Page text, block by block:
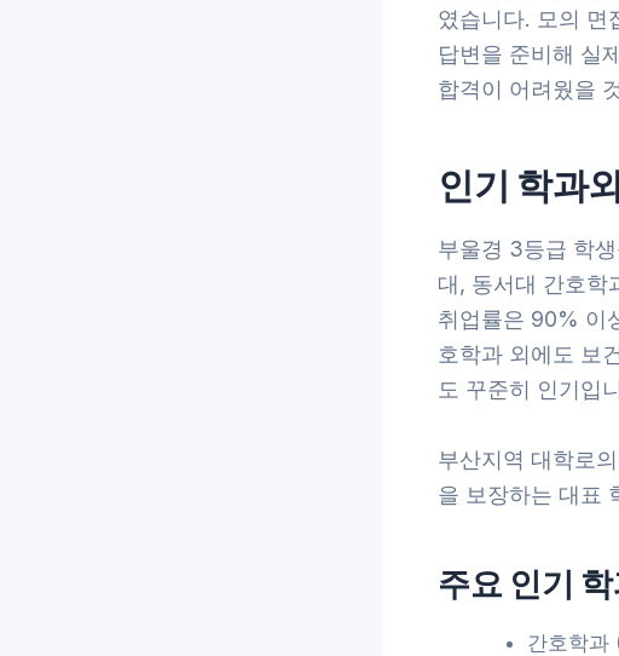
였습니다. 모의 면
답변을 준비해 실
합격이 어려웠을
인기 학과
부울경 3등급 학
대, 동서대 간호학
취업률은 90% 이
호학과 외에도 보
도 꾸준히 인기입
부산지역 대학로
을 보장하는 대표
주요 인기
간호학과